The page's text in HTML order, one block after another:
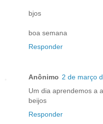
bjos
boa semana
Responder
Anônimo 2 de março
Um dia aprendemos a
beijos
Responder